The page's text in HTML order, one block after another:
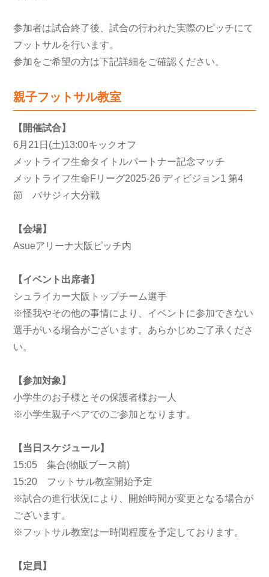
参加者は試合終了後、試合の行われた実際のピッチにて
フットサルを行います。
参加をご希望の方は下記詳細をご確認ください。
親子フットサル教室
【開催試合】
6月21日(土)13:00キックオフ
メットライフ生命タイトルパートナー記念マッチ
メットライフ生命Fリーグ2025-26 ディビジョン1 第4
節 バサジィ大分戦
【会場】
Asueアリーナ大阪ピッチ内
【イベント出席者】
シュライカー大阪トップチーム選手
※怪我やその他の事情により、イベントに参加できない
選手がいる場合がございます。あらかじめご了承くださ
い。
【参加対象】
小学生のお子様とその保護者様お一人
※小学生親子ペアでのご参加となります。
【当日スケジュール】
15:05 集合(物販ブース前)
15:20 フットサル教室開始予定
※試合の進行状況により、開始時間が変更となる場合が
ございます。
※フットサル教室は一時間程度を予定しております。
【定員】